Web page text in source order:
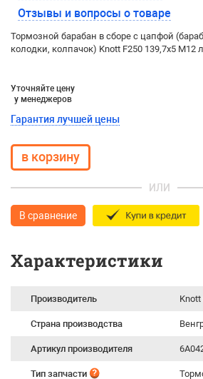
Отзывы и вопросы о товаре
Тормозной барабан в сборе с цапфой
колодки, колпачок) Knott F250 139,7х5 М12
Уточняйте цену
у менеджеров
Гарантия лучшей цены
ИЛИ
В сравнение
Характеристики
Производитель
Страна производства
Артикул производителя
Тип запчасти